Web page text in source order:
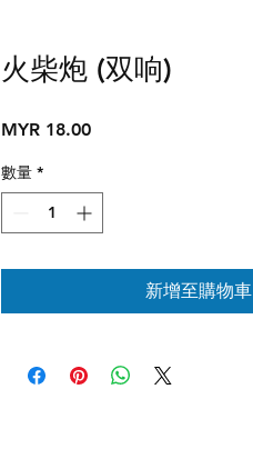
火柴炮 (双响)
MYR 18.00價
數量 *
新增至購物車